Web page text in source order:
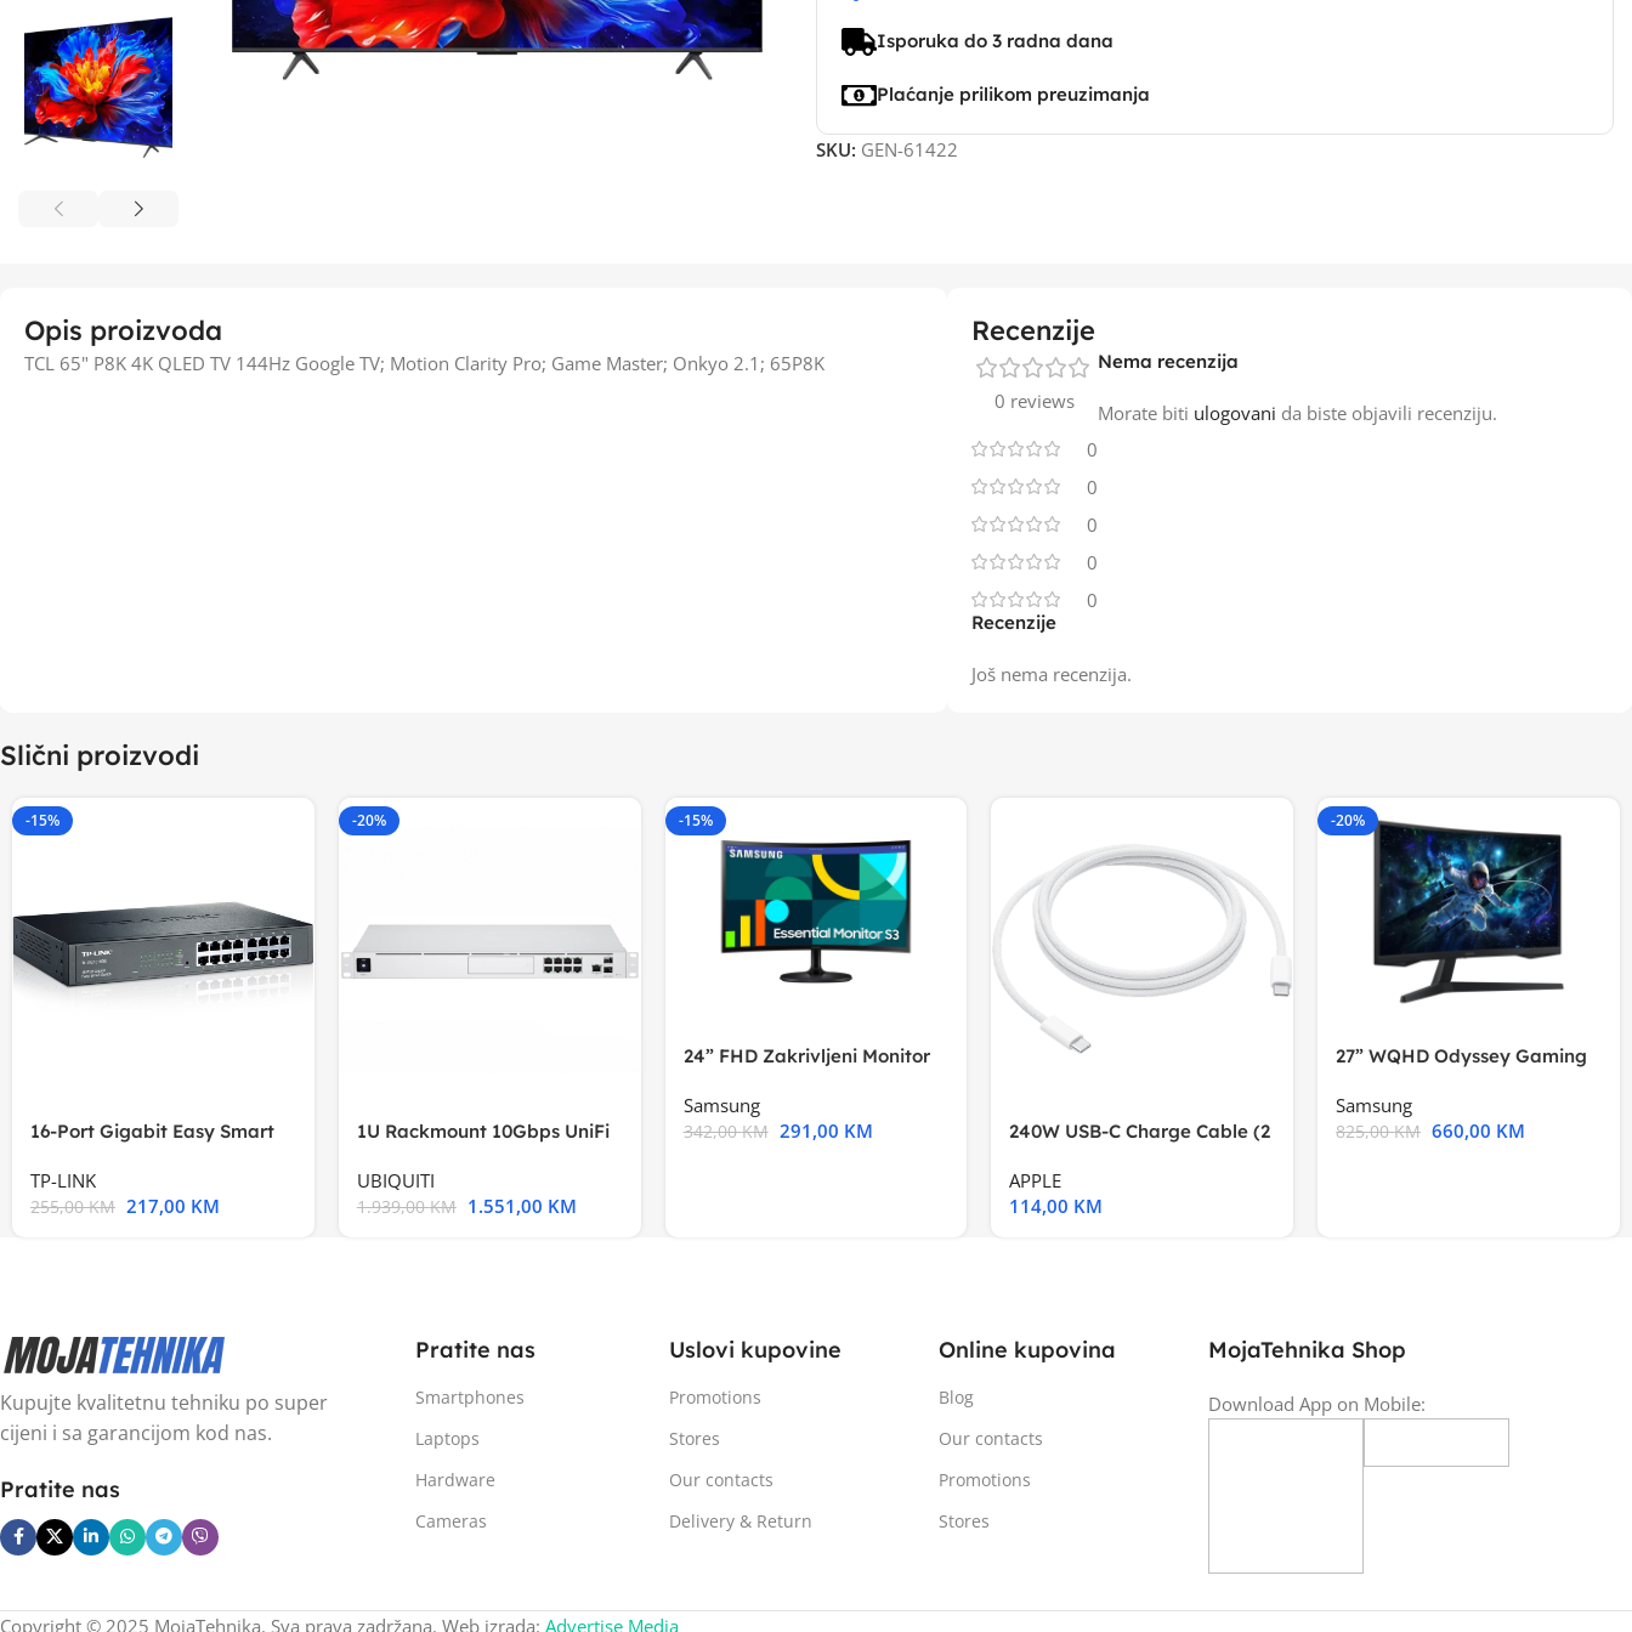
Isporuka do 3 radna dana
Plaćanje prilikom preuzimanja
SKU: GEN-61422
Opis proizvoda
TCL 65" P8K 4K QLED TV 144Hz Google TV; Motion Clarity Pro; Game Master; Onkyo 2.1; 65P8K
Recenzije
0 reviews
0
0
0
0
0
Recenzije
Još nema recenzija.
Nema recenzija
Morate biti ulogovani da biste objavili recenziju.
Slični proizvodi
-15%
16-Port Gigabit Easy Smart
TP-LINK
255,00KM 217,00 KM
-20%
1U Rackmount 10Gbps UniFi
UBIQUITI
1.939,00KM 1.551,00 KM
-15%
24” FHD Zakrivljeni Monitor
Samsung
342,00KM 291,00 KM
240W USB-C Charge Cable (2
APPLE
114,00 KM
-20%
27” WQHD Odyssey Gaming
Samsung
825,00KM 660,00 KM
Kupujte kvalitetnu tehniku po super
cijeni i sa garancijom kod nas.
Pratite nas
Pratite nas
Smartphones
Laptops
Hardware
Cameras
Uslovi kupovine
Promotions
Stores
Our contacts
Delivery & Return
Online kupovina
Blog
Our contacts
Promotions
Stores
MojaTehnika Shop
Download App on Mobile:
Copyright © 2025 MojaTehnika. Sva prava zadržana. Web izrada: Advertise Media